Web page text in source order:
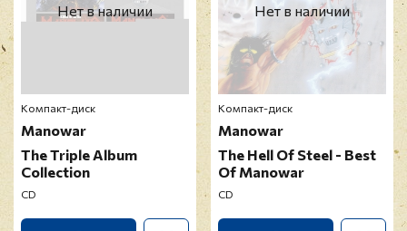
Нет в наличии
Компакт-диск
Manowar
The Triple Album
Collection
CD
Нет в наличии
Компакт-диск
Manowar
The Hell Of Steel - Best
Of Manowar
CD